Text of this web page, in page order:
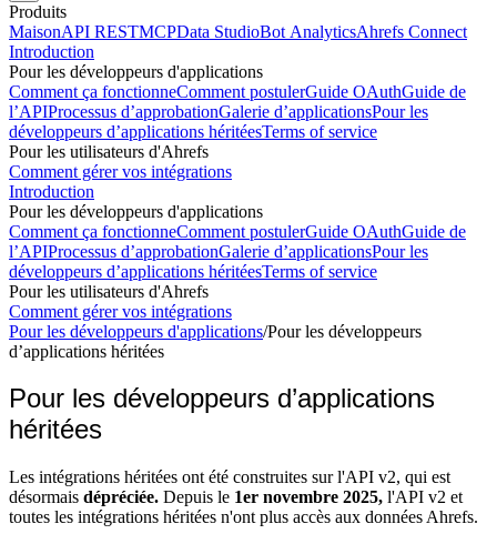
Produits
MaisonAPI RESTMCPData StudioBot AnalyticsAhrefs Connect
Introduction
Pour les développeurs d'applications
Comment ça fonctionneComment postulerGuide OAuthGuide de
l’APIProcessus d’approbationGalerie d’applicationsPour les
développeurs d’applications héritéesTerms of service
Pour les utilisateurs d'Ahrefs
Comment gérer vos intégrations
Introduction
Pour les développeurs d'applications
Comment ça fonctionneComment postulerGuide OAuthGuide de
l’APIProcessus d’approbationGalerie d’applicationsPour les
développeurs d’applications héritéesTerms of service
Pour les utilisateurs d'Ahrefs
Comment gérer vos intégrations
Pour les développeurs d'applications/Pour les développeurs
d’applications héritées
Pour les développeurs d’applications
héritées
Les intégrations héritées ont été construites sur l'API v2, qui est
désormais dépréciée. Depuis le 1er novembre 2025, l'API v2 et
toutes les intégrations héritées n'ont plus accès aux données Ahrefs.